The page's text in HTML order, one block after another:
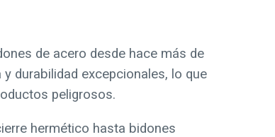
de acero desde hace más de
durabilidad excepcionales, lo que
peligrosos.
hermético hasta bidones